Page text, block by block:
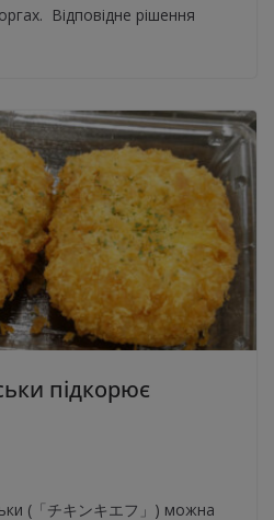
Відповідне рішення
підкорює
(「チキンキエフ」) можна